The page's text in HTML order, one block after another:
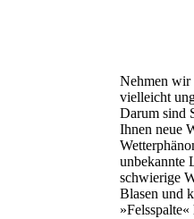
Nehmen wir
vielleicht
Darum sind
Ihnen neue
unbekannte
schwierige
Blasen und